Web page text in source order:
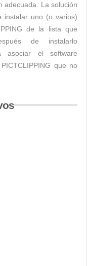
adecuada. La solución
instalar uno (o varios)
de la lista que
de instalarlo
asociar el software
que no